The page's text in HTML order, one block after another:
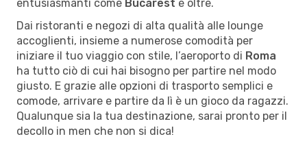
entusiasmanti come Bucarest e oltre.
Dai ristoranti e negozi di alta qualità alle lounge
accoglienti, insieme a numerose comodità per
iniziare il tuo viaggio con stile, l’aeroporto di Roma
ha tutto ciò di cui hai bisogno per partire nel modo
giusto. E grazie alle opzioni di trasporto semplici e
comode, arrivare e partire da lì è un gioco da ragazzi.
Qualunque sia la tua destinazione, sarai pronto per il
decollo in men che non si dica!